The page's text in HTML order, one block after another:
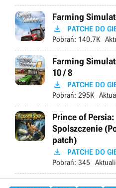
Farming
 PATCHE DO
Pobrań: 140.7K
Farming
10 / 8
 PATCHE DO
Pobrań: 295K
Prince of
Spolszczenie
patch)
 PATCHE DO
Pobrań: 345